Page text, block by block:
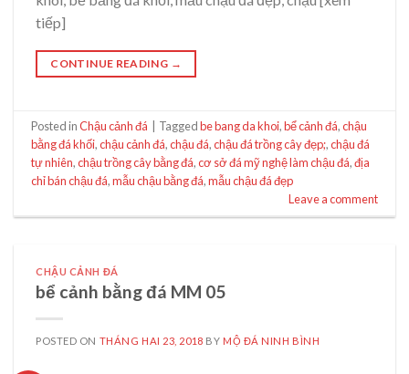
tiếp]
CONTINUE READING →
Posted inChậu cảnh đá Taggedbe bang da khoi,bể cảnh đá,chậu
bằng đá khối,chậu cảnh đá,chậu đá,chậu đá trồng cây đẹp;,chậu đá
tự nhiên,chậu trồng cây bằng đá,cơ sở đá mỹ nghệ làm chậu đá,địa
chỉ bán chậu đá,mẫu chậu bằng đá,mẫu chậu đá đẹp
Leave a comment
CHẬU CẢNH ĐÁ
bể cảnh bằng đá MM 05
POSTED ON THÁNG HAI 23, 2018 BY MỘ ĐÁ NINH BÌNH